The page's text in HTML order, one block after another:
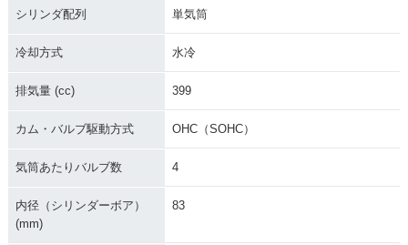
シリンダ配列 単気筒
冷却方式 水冷
排気量 (cc) 399
カム・バルブ駆動方式 OHC（SOHC）
気筒あたりバルブ数 4
内径（シリンダーボア）
(mm)
83